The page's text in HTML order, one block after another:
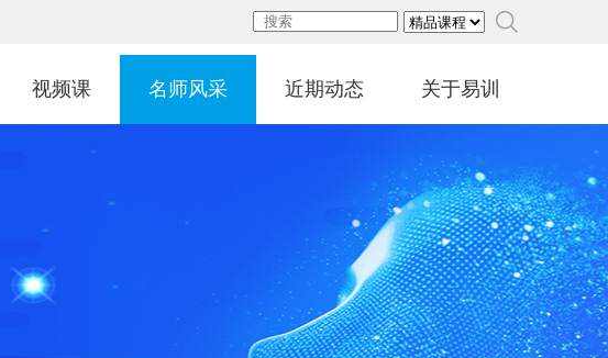
视频课 名师风采 近期动态 关于易训